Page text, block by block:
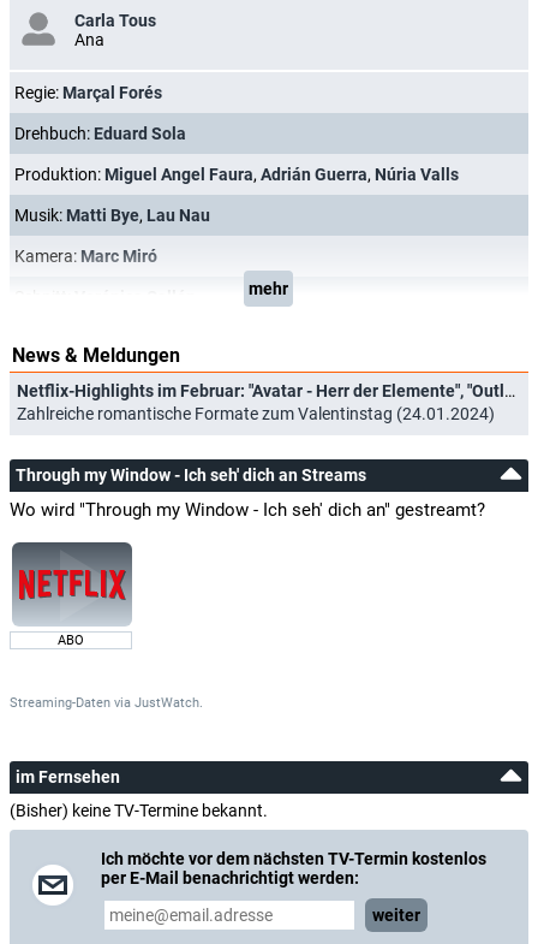
Carla Tous
Ana
Regie: Marçal Forés
Drehbuch: Eduard Sola
Produktion: Miguel Angel Faura, Adrián Guerra, Núria Valls
Musik: Matti Bye, Lau Nau
Kamera: Marc Miró
mehr
News & Meldungen
Netflix-Highlights im Februar: "Avatar - Herr der Elemente", "Outlander" und "Drive to Survive"
Zahlreiche romantische Formate zum Valentinstag (24.01.2024)
Through my Window - Ich seh' dich an Streams
Wo wird "Through my Window - Ich seh' dich an" gestreamt?
ABO
Streaming-Daten via JustWatch.
im Fernsehen
(Bisher) keine TV-Termine bekannt.
Ich möchte vor dem nächsten TV-Termin kostenlos
per E-Mail benachrichtigt werden:
weiter